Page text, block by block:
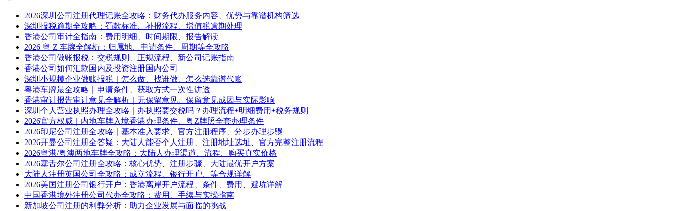
2026深圳公司注册代理记账全攻略：财务代办服务内容、优势与靠谱机构筛选
深圳报税逾期全攻略：罚款标准、补报流程、增值税逾期处理
香港公司审计全指南：费用明细、时间期限、报告解读
2026 粤 Z 车牌全解析：归属地、申请条件、周期等全攻略
香港公司做账报税：交税规则、正规流程、新公司记账指南
香港公司如何汇款国内及投资注册国内公司
深圳小规模企业做账报税｜怎么做、找谁做、怎么选靠谱代账
粤港车牌最全攻略｜申请条件、获取方式一次性讲透
香港审计报告审计意见全解析｜无保留意见、保留意见成因与实际影响
深圳个人营业执照办理全攻略｜办执照要交税吗？办理流程+明细费用+税务规则
2026官方权威｜内地车牌入境香港办理条件、粤Z牌照全套办理条件
2026印尼公司注册全攻略｜基本准入要求、官方注册程序、分步办理步骤
2026开曼公司注册全答疑：大陆人能否个人注册、注册地址选址、官方完整注册流程
2026粤港/粤澳两地车牌全攻略：大陆人办理渠道、流程、购买真实价格
2026塞舌尔公司注册全攻略：核心优势、注册步骤、大陆最优开户方案
大陆人注册英国公司全攻略：成立流程、银行开户、等合规详解
2026美国注册公司银行开户：香港离岸开户流程、条件、费用、避坑详解
中国香港境外注册公司代办全攻略：费用、手续与实操指南
新加坡公司注册的利弊分析：助力企业发展与面临的挑战